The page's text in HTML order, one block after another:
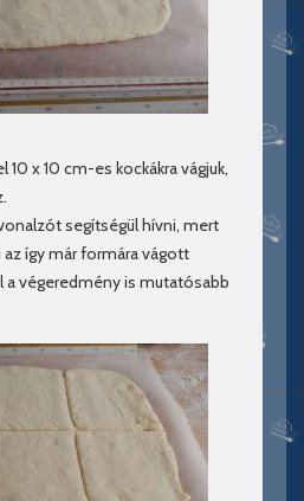
x 10 cm-es kockákra vágjuk,
segítségül hívni, mert
így már formára vágott
a végeredmény is mutatósabb